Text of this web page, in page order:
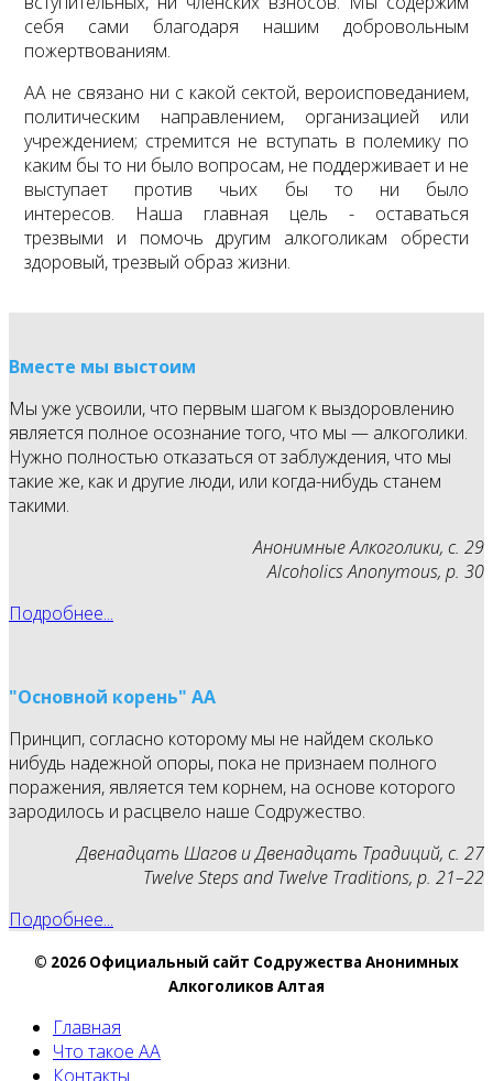
себя сами благодаря нашим добровольным
пожертвованиям.
АА не связано ни с какой сектой, вероисповеданием,
политическим направлением, организацией или
учреждением; стремится не вступать в полемику по
каким бы то ни было вопросам, не поддерживает и не
выступает против чьих бы то ни было
интересов. Наша главная цель - оставаться
трезвыми и помочь другим алкоголикам обрести
здоровый, трезвый образ жизни.
Вместе мы выстоим
Мы уже усвоили, что первым шагом к выздоровлению
является полное осознание того, что мы — алкоголики.
Нужно полностью отказаться от заблуждения, что мы
такие же, как и другие люди, или когда-нибудь станем
такими.
Анонимные Алкоголики, с. 29
Alcoholics Anonymous, p. 30
Подробнее...
"Основной корень" АА
Принцип, согласно которому мы не найдем сколько
нибудь надежной опоры, пока не признаем полного
поражения, является тем корнем, на основе которого
зародилось и расцвело наше Содружество.
Двенадцать Шагов и Двенадцать Традиций, с. 27
Twelve Steps and Twelve Traditions, p. 21–22
Подробнее...
© 2026 Официальный сайт Содружества Анонимных
Алкоголиков Алтая
Главная
Что такое АА
Контакты